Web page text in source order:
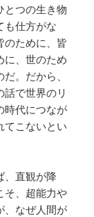
とつの生き物
も仕方がな
のために、皆
に、世のため
。だから、
で世界のリ
時代につなが
てこないとい
、直観が降
そ、超能力や
、なぜ人間が